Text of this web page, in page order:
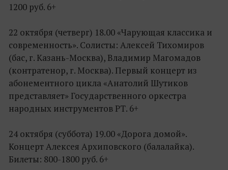
1200 руб. 6+
22 октября (четверг) 18.00 «Чарующая классика и
современность». Солисты: Алексей Тихомиров
(бас, г. Казань-Москва), Владимир Магомадов
(контратенор, г. Москва). Первый концерт из
абонементного цикла «Анатолий Шутиков
представляет» Государственного оркестра
народных инструментов РТ. 6+
24 октября (суббота) 19.00 «Дорога домой».
Концерт Алексея Архиповского (балалайка).
Билеты: 800-1800 руб. 6+